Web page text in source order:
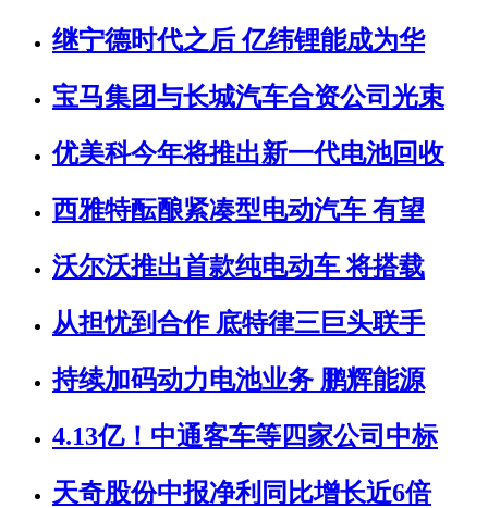
继宁德时代之后 亿纬锂能成为华
宝马集团与长城汽车合资公司光束
优美科今年将推出新一代电池回收
西雅特酝酿紧凑型电动汽车 有望
沃尔沃推出首款纯电动车 将搭载
从担忧到合作 底特律三巨头联手
持续加码动力电池业务 鹏辉能源
4.13亿！中通客车等四家公司中标
天奇股份中报净利同比增长近6倍